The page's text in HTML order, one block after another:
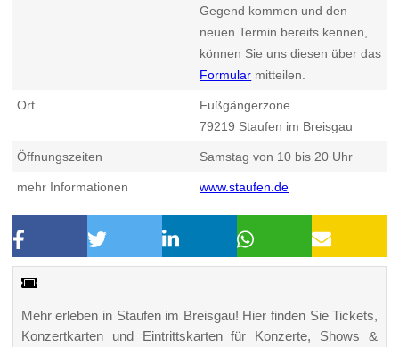
Gegend kommen und den
neuen Termin bereits kennen,
können Sie uns diesen über das
Formular mitteilen.
Ort
Fußgängerzone
79219 Staufen im Breisgau
Öffnungszeiten Samstag von 10 bis 20 Uhr
mehr Informationen www.staufen.de
Mehr erleben in Staufen im Breisgau! Hier finden Sie Tickets,
Konzertkarten und Eintrittskarten für Konzerte, Shows &